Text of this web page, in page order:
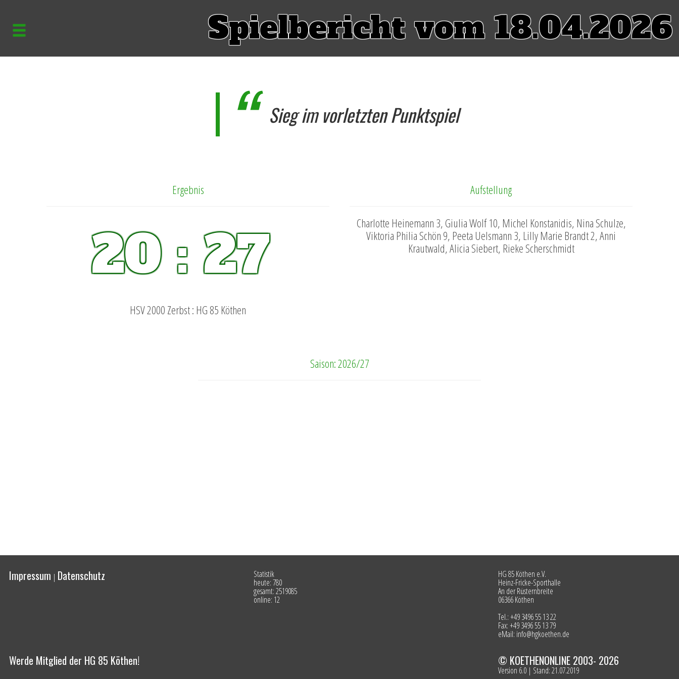
Spielbericht vom 18.04.2026
Sieg im vorletzten Punktspiel
Ergebnis
20 : 27
HSV 2000 Zerbst : HG 85 Köthen
Aufstellung
Charlotte Heinemann 3, Giulia Wolf 10, Michel Konstanidis, Nina Schulze,
Viktoria Philia Schön 9, Peeta Uelsmann 3, Lilly Marie Brandt 2, Anni
Krautwald, Alicia Siebert, Rieke Scherschmidt
Saison: 2026/27
Impressum | Datenschutz Statistik
heute: 780
gesamt: 2519085
online: 12
HG 85 Köthen e.V.
Heinz-Fricke-Sporthalle
An der Rüsternbreite
06366 Köthen
Tel.: +49 3496 55 13 22
Fax: +49 3496 55 13 79
eMail: info@hgkoethen.de
Werde Mitglied der HG 85 Köthen! © KOETHENONLINE 2003- 2026
Version 6.0 | Stand: 21.07.2019